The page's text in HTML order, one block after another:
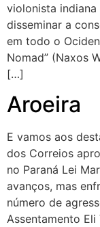
violonista
disseminar a
em todo o
Nomad” (Naxos
[…]
Aroeira
E vamos aos
dos Correios
no Paraná Lei
avanços, mas
número de
Assentamento